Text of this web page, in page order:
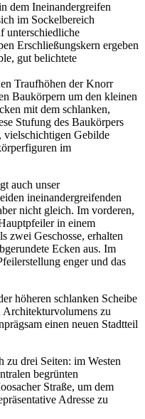
dem Ineinandergreifen
im Sockelbereich
unterschiedliche
Erschließungskern ergeben
gut belichtete
Traufhöhen der Knorr
Baukörpern um den kleinen
mit dem schlanken,
Stufung des Baukörpers
vielschichtigen Gebilde
im
auch unser
ineinandergreifenden
nicht gleich. Im vorderen,
in einem
zwei Geschosse, erhalten
Ecken aus. Im
enger und das
höheren schlanken Scheibe
Architekturvolumens zu
einen neuen Stadtteil
zu drei Seiten: im Westen
begrünten
Straße, um dem
Adresse zu